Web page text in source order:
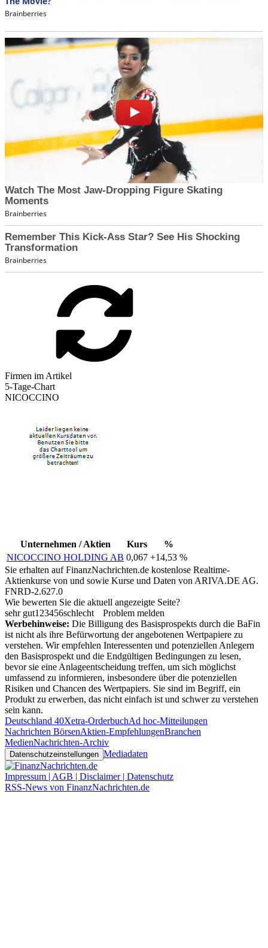
Firmen im Artikel
5-Tage-Chart
NICOCCINO
Unternehmen / Aktien Kurs
%
NICOCCINO HOLDING AB 0,067 +14,53 %
Sie erhalten auf FinanzNachrichten.de kostenlose Realtime-
Aktienkurse von und sowie Kurse und Daten von ARIVA.DE AG.
FNRD-2.627.0
Wie bewerten Sie die aktuell angezeigte Seite?
sehr gut1 23456schlecht
Problem melden
Werbehinweise: Die Billigung des Basisprospekts durch die BaFin
ist nicht als ihre Befürwortung der angebotenen Wertpapiere zu
verstehen. Wir empfehlen Interessenten und potenziellen Anlegern
den Basisprospekt und die Endgültigen Bedingungen zu lesen,
bevor sie eine Anlageentscheidung treffen, um sich möglichst
umfassend zu informieren, insbesondere über die potenziellen
Risiken und Chancen des Wertpapiers. Sie sind im Begriff, ein
Produkt zu erwerben, das nicht einfach ist und schwer zu verstehen
sein kann.
Deutschland 40Xetra-OrderbuchAd hoc-Mitteilungen
Nachrichten BörsenAktien-EmpfehlungenBranchen
MedienNachrichten-Archiv
Datenschutzeinstellungen Mediadaten
Impressum | AGB | Disclaimer | Datenschutz
RSS-News von FinanzNachrichten.de